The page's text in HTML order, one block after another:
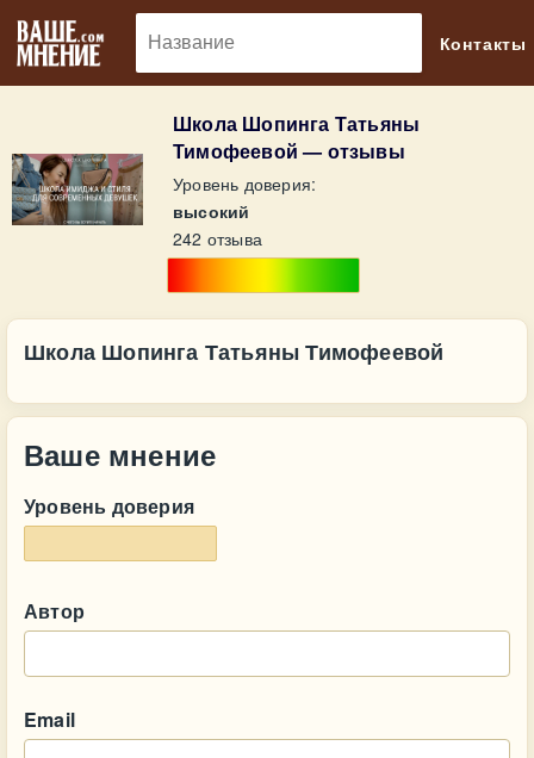
Контакты
Школа Шопинга Татьяны
Тимофеевой — отзывы
Уровень доверия:
высокий
242 отзыва
Школа Шопинга Татьяны Тимофеевой
Ваше мнение
Уровень доверия
Автор
Email